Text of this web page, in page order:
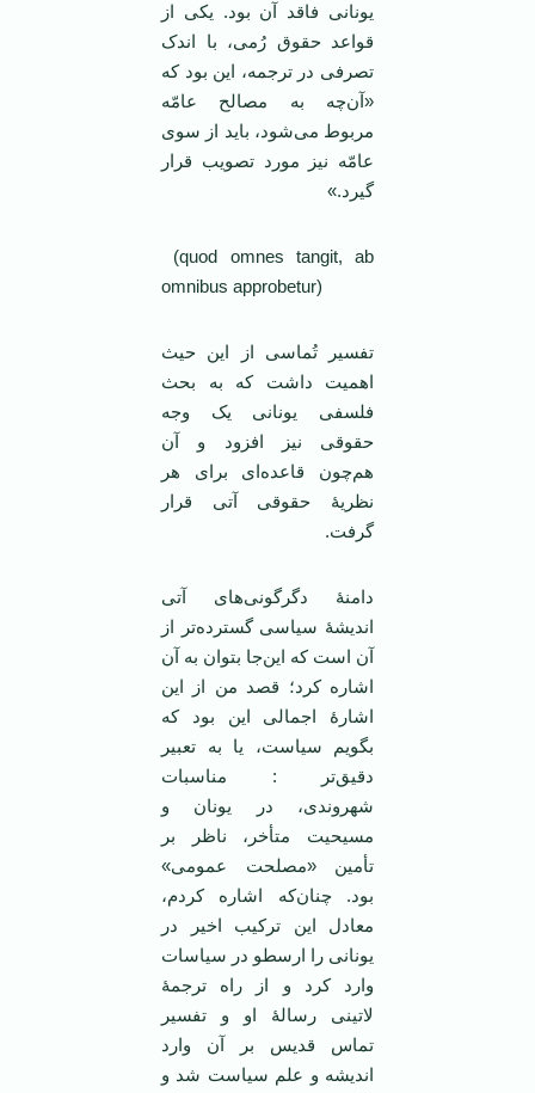
یونانی فاقد آن بود. یکی از
قواعد حقوق رُمی، با اندک
تصرفی در ترجمه، این بود که
«آن‌چه به مصالح عامّه
مربوط می‌شود، باید از سوی
عامّه نیز مورد تصویب قرار
گیرد.»
(quod omnes tangit, ab
omnibus approbetur)
تفسیر تُماسی از این حیث
اهمیت داشت که به بحث
فلسفی یونانی یک وجه
حقوقی نیز افزود و آن
هم‌چون قاعده‌ای برای هر
نظریۀ حقوقی آتی قرار
گرفت.
دامنۀ دگرگونی‌های آتی
اندیشۀ سیاسی گسترده‌تر از
آن است که این‌جا بتوان به آن
اشاره کرد؛ قصد من از این
اشارۀ اجمالی این بود که
بگویم سیاست، یا به تعبیر
دقیق‌تر : مناسبات
شهروندی، در یونان و
مسیحیت متأخر، ناظر بر
تأمین «مصلحت عمومی»
بود. چنان‌که اشاره کردم،
معادل این ترکیب اخیر در
یونانی را ارسطو در سیاسات
وارد کرد و از راه ترجمۀ
لاتینی رسالۀ او و تفسیر
تماس قدیس بر آن وارد
اندیشه و علم سیاست شد و